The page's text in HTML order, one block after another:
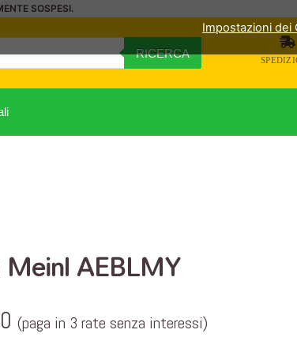
SOSPESI.
RICERCA
Meinl AEBLMY
(paga in 3 rate senza interessi)
Impostazioni dei